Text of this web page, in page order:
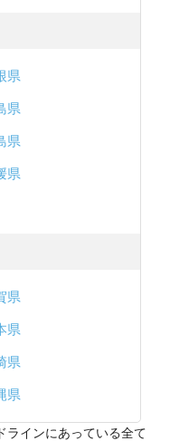
県
県
県
県
県
県
県
県
ラインにあっている全て